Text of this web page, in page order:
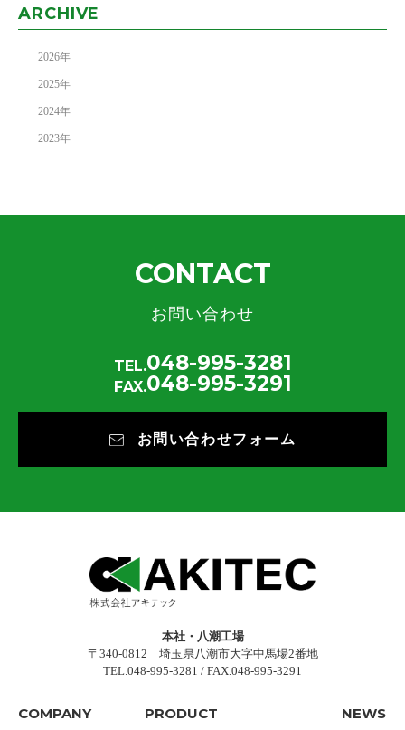
ARCHIVE
2026年
2025年
2024年
2023年
CONTACT
お問い合わせ
TEL.048-995-3281
FAX.048-995-3291
お問い合わせフォーム
本社・八潮工場
〒340-0812 埼玉県八潮市大字中馬場2番地
TEL.048-995-3281 / FAX.048-995-3291
COMPANY PRODUCT NEWS